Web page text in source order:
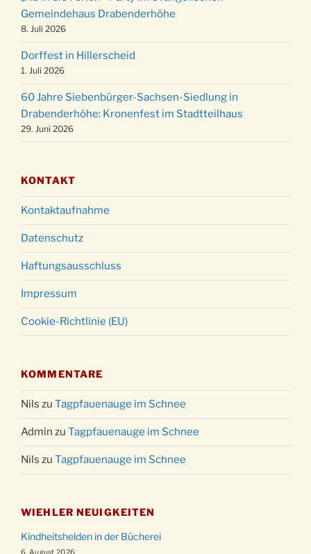
15:00 Uhr
24.12.
Weihnachtsgottesdienst in der Kirche um
18:00 Uhr
24.12.
Christmette mit der ev. Jugend in der Kirche
um 23:00 Uhr
31.12.
Gottesdienst zu Silvester in der Kirche um
18:00 Uhr
Gemeindehaus Drabenderhöhe
8. Juli 2026
Dorffest in Hillerscheid
1. Juli 2026
60 Jahre Siebenbürger-Sachsen-Siedlung in
Drabenderhöhe: Kronenfest im Stadtteilhaus
29. Juni 2026
KONTAKT
Kontaktaufnahme
Datenschutz
Haftungsausschluss
Impressum
Cookie-Richtlinie (EU)
KOMMENTARE
Nils zu Tagpfauenauge im Schnee
Admin zu Tagpfauenauge im Schnee
Nils zu Tagpfauenauge im Schnee
WIEHLER NEUIGKEITEN
Kindheitshelden in der Bücherei